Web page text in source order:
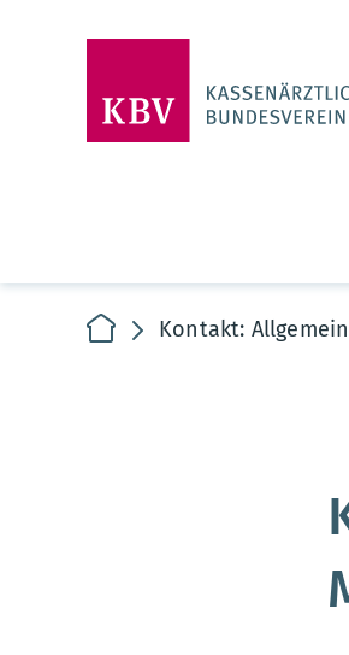
zur Startseite
Kontakt: